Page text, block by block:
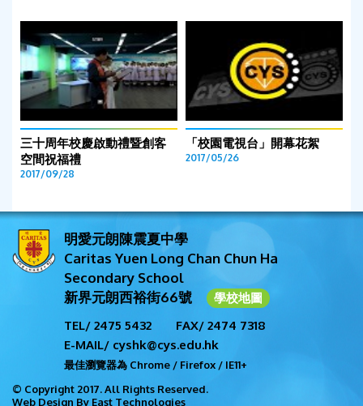
三十周年校慶啟動禮暨創客
空間祝福禮
2017/09/28
「校園電視台」開幕花絮
2017/05/26
明愛元朗陳震夏中學
Caritas Yuen Long Chan Chun Ha
Secondary School
新界元朗西裕街66號
學校地圖
TEL/ 2475 5432
FAX/ 2474 7318
E-MAIL/ cyshk@cys.edu.hk
最佳瀏覽器為 Chrome / Firefox / IE11+
© Copyright 2017. All Rights Reserved.
Web Design By East Technologies